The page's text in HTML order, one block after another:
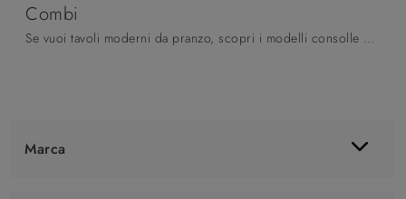
Marca
Combi
Se vuoi tavoli moderni da pranzo, scopri i modelli consolle di Altacom: clicca e scopri il modello Combi in melaminico.